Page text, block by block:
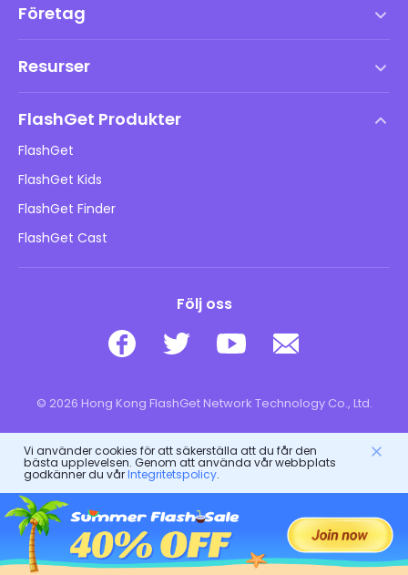
Företag
DMCA-policy
Integritetspolicy
Reklampolicyer
Sälj inte min information
Resurser
Barns onlinesäkerhet
Ladda ner
FlashGet Produkter
FlashGet
FlashGet Kids
FlashGet Finder
FlashGet Cast
Följ oss
© 2026 Hong Kong FlashGet Network Technology Co., Ltd.
Vi använder cookies för att säkerställa att du får den
bästa upplevelsen. Genom att använda vår webbplats
godkänner du vårIntegritetspolicy.